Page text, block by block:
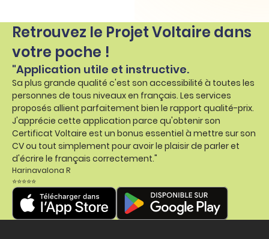
Retrouvez le Projet Voltaire dans
votre poche !
"Application utile et instructive.
Sa plus grande qualité c'est son accessibilité à toutes les
personnes de tous niveaux en français. Les services
proposés allient parfaitement bien le rapport qualité-prix.
J'apprécie cette application parce qu'obtenir son
Certificat Voltaire est un bonus essentiel à mettre sur son
CV ou tout simplement pour avoir le plaisir de parler et
d'écrire le français correctement."
Harinavalona R
⭐⭐⭐⭐⭐